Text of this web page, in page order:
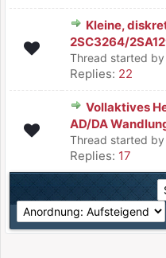
Kleine,
2SC3264/
Thread started by
Replies: 22
Vollaktives
AD/DA
Thread started by
Replies: 17